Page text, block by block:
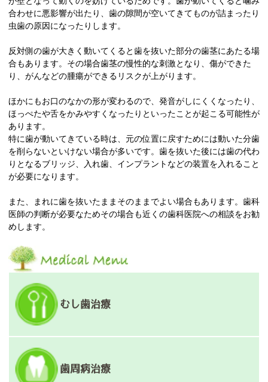
合わせに悪影響が出たり、歯の隙間が空いてきてものが詰まったり
虫歯の原因になったりします。
反対側の歯が大きく動いてくると歯を抜いた部分の歯茎にあたる場
合もあります。その場合歯茎の慢性的な刺激となり、傷ができた
り、がんなどの腫瘍ができるリスクが上がります。
ほかにもお口のなかの形が変わるので、発音がしにくくなったり、
ほっぺたや舌をかみやすくなったりといったことが起こる可能性が
あります。
特に歯が動いてきている時は、元の位置に戻すためには動いた分歯
を削らないといけない場合が多いです。歯を抜いた後には歯の代わ
りとなるブリッジ、入れ歯、インプラントなどの装置を入れること
が必要になります。
また、まれに歯を抜いたままそのままでよい場合もあります。歯科
医師の判断が必要なためその場合も近くの歯科医院への相談をお勧
めします。
むし歯治療
歯周病治療